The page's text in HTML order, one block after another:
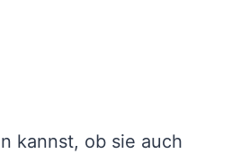
kannst, ob sie auch